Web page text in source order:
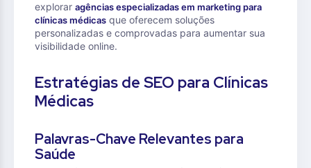
explorar agências especializadas em marketing para
clínicas médicas que oferecem soluções
personalizadas e comprovadas para aumentar sua
visibilidade online.
Estratégias de SEO para Clínicas
Médicas
Palavras-Chave Relevantes para
Saúde